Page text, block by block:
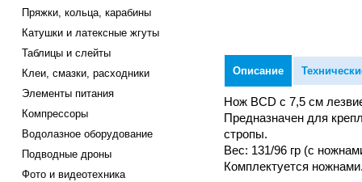
Пряжки, кольца, карабины
Катушки и латексные жгуты
Таблицы и слейты
Клеи, смазки, расходники
Элементы питания
Компрессоры
Водолазное оборудование
Подводные дроны
Фото и видеотехника
Описание
Нож BCD с 7,5 см
Предназначен для
стропы.
Вес: 131/96 гр (с
Комплектуется